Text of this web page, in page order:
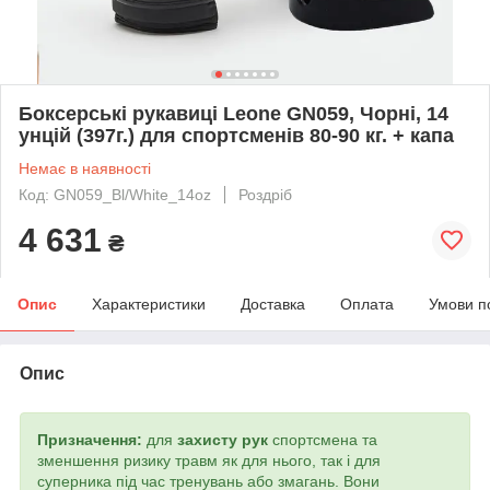
Боксерські рукавиці Leone GN059, Чорні, 14
унцій (397г.) для спортсменів 80-90 кг. + капа
Немає в наявності
Код: GN059_Bl/White_14oz
Роздріб
4 631 ₴
Опис Характеристики Доставка Оплата Умови
Опис
Призначення: для захисту рук спортсмена та
зменшення ризику травм як для нього, так і для
суперника під час тренувань або змагань. Вони